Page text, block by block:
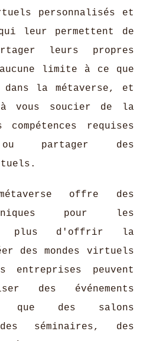
personnalisés et
leur permettent de
leurs propres
limite à ce que
dans la métaverse, et
vous soucier de la
requises
partager des
offre des
pour les
plus d'offrir la
des mondes virtuels
entreprises peuvent
des événements
des salons
séminaires, des